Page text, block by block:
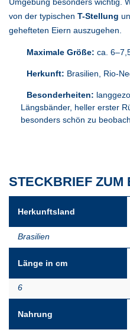
Umgebung besonders wichtig.
von der typischen T-Stellung
gehefteten Eiern auszugehen.
Maximale Größe: ca.
Herkunft: Brasilien, Rio-
Besonderheiten:
Längsbänder, heller erster
besonders schön zu
STECKBRIEF ZUM
Herkunftsland
Brasilien
Länge in cm
6
Nahrung